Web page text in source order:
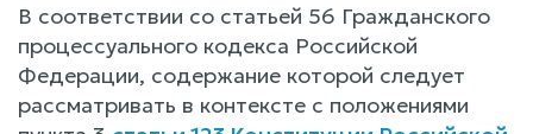
В соответствии со статьей 56 Гражданского
процессуального кодекса Российской
Федерации, содержание которой следует
рассматривать в контексте с положениями